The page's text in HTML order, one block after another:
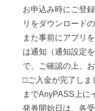
お申込み時にご登
リをダウンロード
また事前にアプリ
は通知（通知設定
で、ご確認の上、
□ご入金が完了しま
までAnyPASS上に
発券開始日は、各